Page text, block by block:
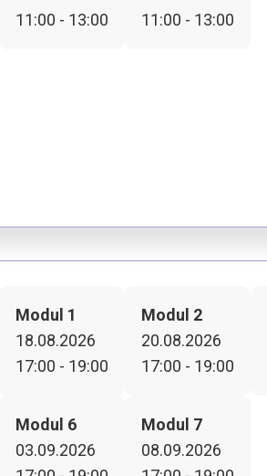
11:00 - 13:00
11:00 - 13:00
Modul 1
18.08.2026
17:00 - 19:00
Modul 2
20.08.2026
17:00 - 19:00
Modul 6
03.09.2026
Modul 7
08.09.2026